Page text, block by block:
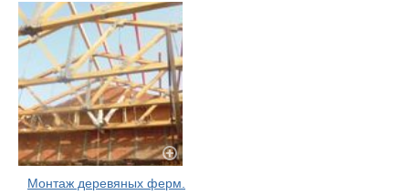
Монтаж деревяных ферм.